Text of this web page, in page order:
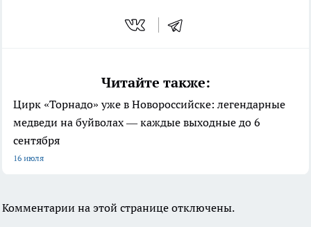
Читайте также:
Цирк «Торнадо» уже в Новороссийске: легендарные
медведи на буйволах — каждые выходные до 6
сентября
16 июля
Комментарии на этой странице отключены.